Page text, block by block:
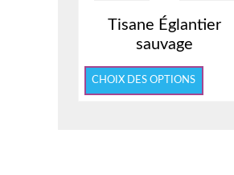
Tisane Églantier
sauvage
CHOIX DES OPTIONS
Ce